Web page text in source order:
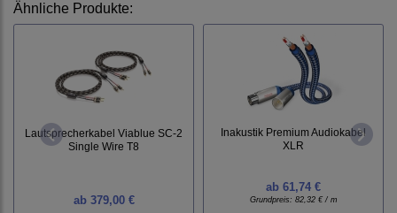
Ähnliche Produkte:
Lautsprecherkabel Viablue SC-2
Single Wire T8
ab379,00 €
Inakustik Premium Audiokabel
XLR
ab 61,74 €
Grundpreis: 82,32 € / m